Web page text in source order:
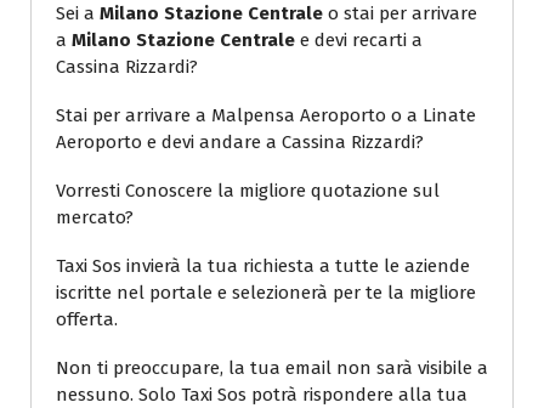
Sei a Milano Stazione Centrale o stai per arrivare
a Milano Stazione Centrale e devi recarti a
Cassina Rizzardi?
Stai per arrivare a Malpensa Aeroporto o a Linate
Aeroporto e devi andare a Cassina Rizzardi?
Vorresti Conoscere la migliore quotazione sul
mercato?
Taxi Sos invierà la tua richiesta a tutte le aziende
iscritte nel portale e selezionerà per te la migliore
offerta.
Non ti preoccupare, la tua email non sarà visibile a
nessuno. Solo Taxi Sos potrà rispondere alla tua